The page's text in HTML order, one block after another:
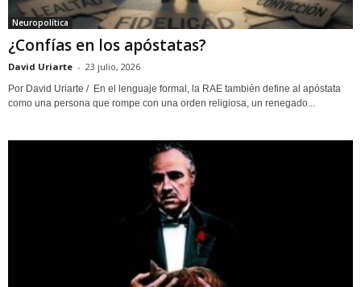
Neuropolítica
¿Confías en los apóstatas?
David Uriarte - 23 julio, 2026
Por David Uriarte / En el lenguaje formal, la RAE también define al apóstata
como una persona que rompe con una orden religiosa, un renegado...